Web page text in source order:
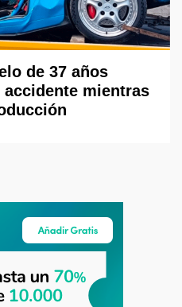
de 37 años
mientras